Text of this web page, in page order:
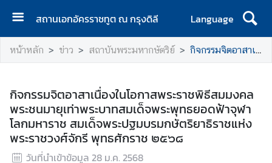
สถานเอกอัครราชทูต ณ กรุงดิลี
Language
ห
น้
ร
ก
เ
กี่
หน้าหลัก ข่าว สถาบันพระมหากษัตริย์ กิจกรรมจิตอาสาเนื่องในโอกาสพระราชพิธีสมมงคลพระชนมายุเท่าพระบาทสมเด็จพระพุทธยอดฟ้าจุฬาโลกมหาราช สมเด็จพระปฐมบรมกษัตริยาธิราชแห่งพระราชวงศ์จักรี พุทธศักราช ๒๕๖๘
กิจกรรมจิตอาสาเนื่องในโอกาสพระราชพิธีสมมงคล
พระชนมายุเท่าพระบาทสมเด็จพระพุทธยอดฟ้าจุฬา
โลกมหาราช สมเด็จพระปฐมบรมกษัตริยาธิราชแห่ง
พระราชวงศ์จักรี พุทธศักราช ๒๕๖๘
วันที่นำเข้าข้อมูล 28 ม.ค. 2568